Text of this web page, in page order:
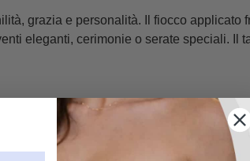
grazia e personalità. Il fiocco applicato
eleganti, cerimonie o serate speciali. Il